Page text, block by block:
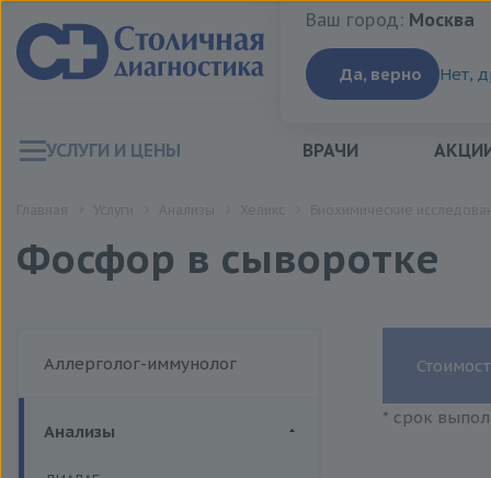
Ваш город:Москва
Ваш город: Москва
Да, верно Нет,
УСЛУГИ И ЦЕНЫ ВРАЧИ
Фосфор в сыворотке
Аллерголог-иммунолог
Анализы
* срок